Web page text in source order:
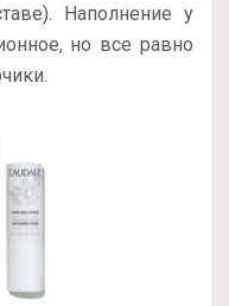
Наполнение у
но все равно